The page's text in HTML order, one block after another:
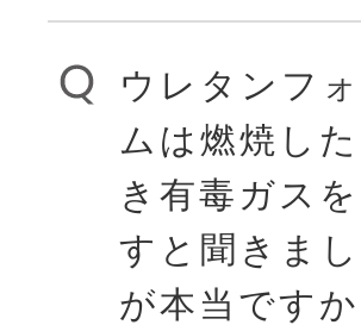
冷暖房の冷気
気が屋外に逃
ことも少なく
り、光熱費を
ょう。「グラ
ール」はガラ
繊維状にした
材です。「ロ
永年にわたり
てきたプラス
ックのノウハ
が、「アキレ
ウレタンフ
ムは燃焼した
き有毒ガスを
すと聞きまし
が本当ですか